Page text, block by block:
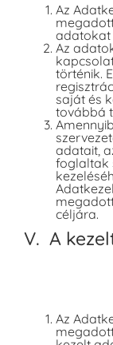
Az
adatokat
Az
történik.
saját és
továbbá
adatait,
foglaltak
céljára.
V. A
Az